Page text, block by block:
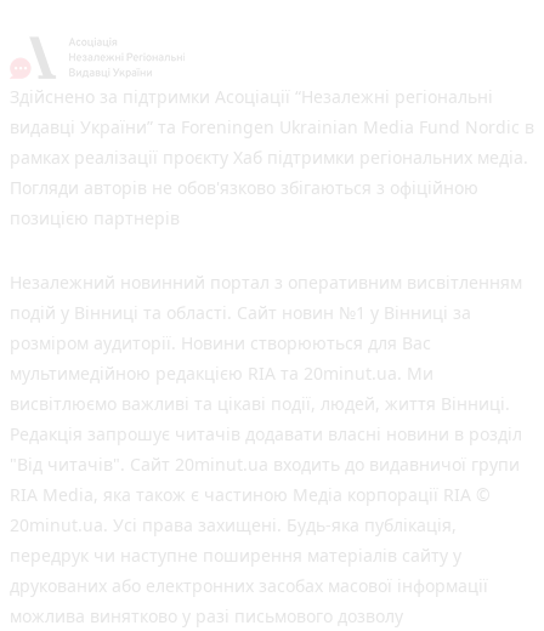
Здійснено за підтримки Асоціації “Незалежні регіональні
видавці України” та Foreningen Ukrainian Media Fund Nordic в
рамках реалізації проєкту Хаб підтримки регіональних медіа.
Погляди авторів не обов'язково збігаються з офіційною
позицією партнерів
Незалежний новинний портал з оперативним висвітленням
подій у Вінниці та області. Сайт новин №1 у Вінниці за
розміром аудиторії. Новини створюються для Вас
мультимедійною редакцією RIA та 20minut.ua. Ми
висвітлюємо важливі та цікаві події, людей, життя Вінниці.
Редакція запрошує читачів додавати власні новини в розділ
"Від читачів". Сайт 20minut.ua входить до видавничої групи
RIA Media, яка також є частиною Медіа корпорації RIA ©
20minut.ua. Усі права захищені. Будь-яка публiкацiя,
передрук чи наступне поширення матеріалів сайту у
друкованих або електронних засобах масової інформації
можлива винятково у разі письмового дозволу